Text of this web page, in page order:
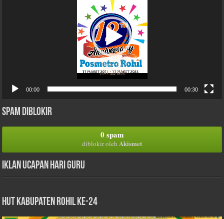
00:00 00:30
Spam Diblokir
0 spam
diblokir oleh Akismet
Iklan Ucapan Hari Guru
HUT Kabupaten Rohil Ke-24